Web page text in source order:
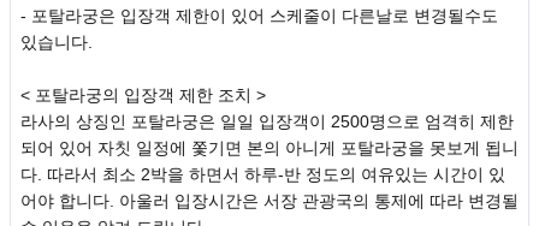
- 포탈라궁은 입장객 제한이 있어 스케줄이 다른날로 변경될수도
있습니다.
< 포탈라궁의 입장객 제한 조치 >
라사의 상징인 포탈라궁은 일일 입장객이 2500명으로 엄격히 제한
되어 있어 자칫 일정에 쫓기면 본의 아니게 포탈라궁을 못보게 됩니
다. 따라서 최소 2박을 하면서 하루-반 정도의 여유있는 시간이 있
어야 합니다. 아울러 입장시간은 서장 관광국의 통제에 따라 변경될